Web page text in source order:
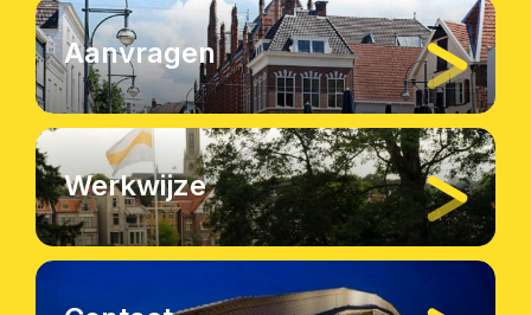
Aanvragen
Werkwijze